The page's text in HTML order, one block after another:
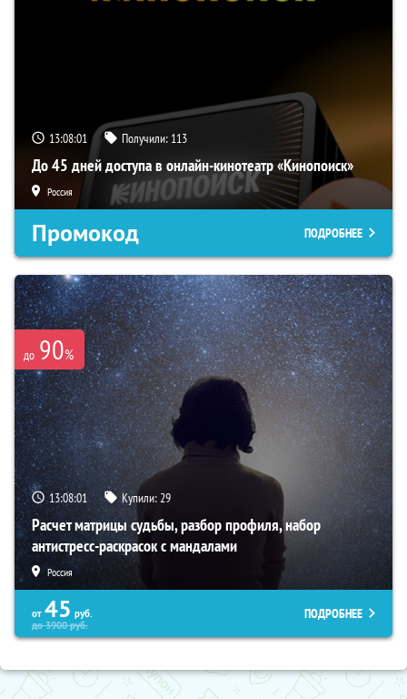
13:08:00 Получили: 113
До 45 дней доступа в онлайн-кинотеатр «Кинопоиск»
Россия
Промокод ПОДРОБНЕЕ
до 90%
13:08:00 Купили:29
Расчет матрицы судьбы, разбор профиля, набор
антистресс-раскрасок с мандалами
Россия
от 45 руб.
до3900руб.
ПОДРОБНЕЕ